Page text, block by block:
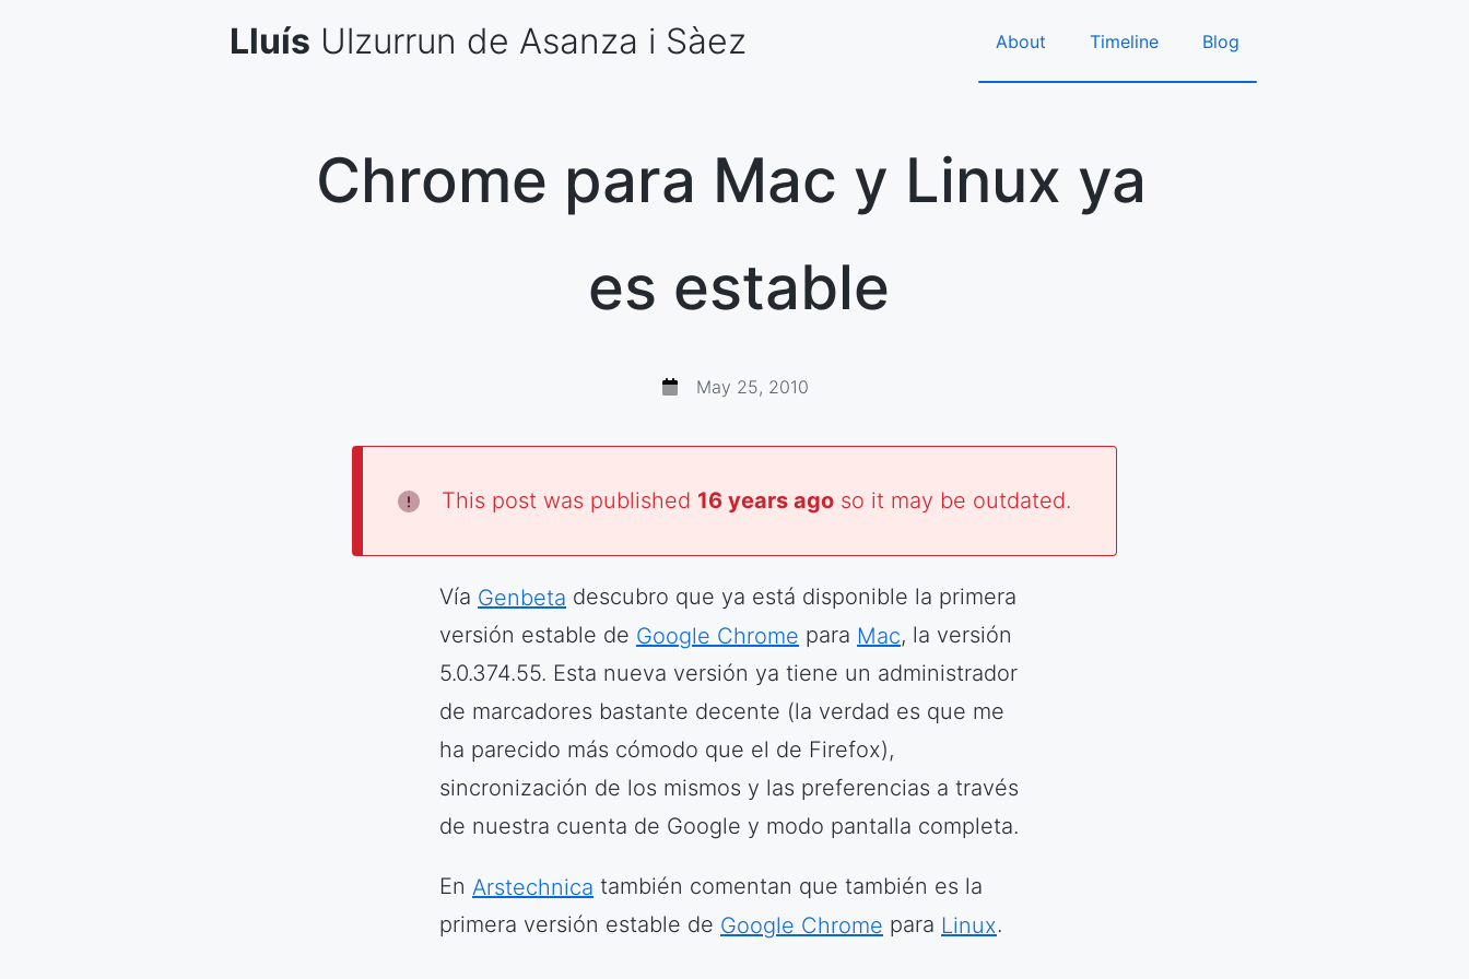
Lluís Ulzurrun de Asanza i Sàez About Timeline Blog
Chrome para Mac y Linux ya
es estable
May 25, 2010
This post was published 16 years ago so it may be outdated.
Vía Genbeta descubro que ya está disponible la primera
versión estable de Google Chrome para Mac, la versión
5.0.374.55. Esta nueva versión ya tiene un administrador
de marcadores bastante decente (la verdad es que me
ha parecido más cómodo que el de Firefox),
sincronización de los mismos y las preferencias a través
de nuestra cuenta de Google y modo pantalla completa.
En Arstechnica también comentan que también es la
primera versión estable de Google Chrome para Linux.